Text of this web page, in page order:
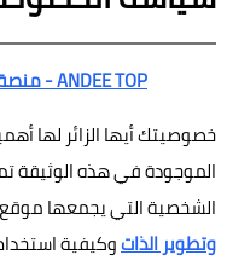
ANDEE TOP - منصة آندي توب للتعليم وتطوير الذات
خصوصيتك أيها الزائر لها
الموجودة في هذه الوثيقة
الشخصية التي يجمعها موقع
وتطوير الذاتوكيفية